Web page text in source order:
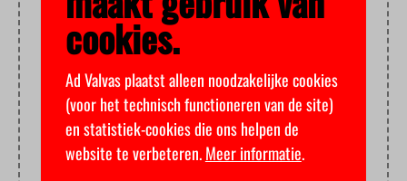
cookies.
Ad Valvas plaatst alleen noodzakelijke cookies
(voor het technisch functioneren van de site)
en statistiek-cookies die ons helpen de
website te verbeteren.Meer informatie.